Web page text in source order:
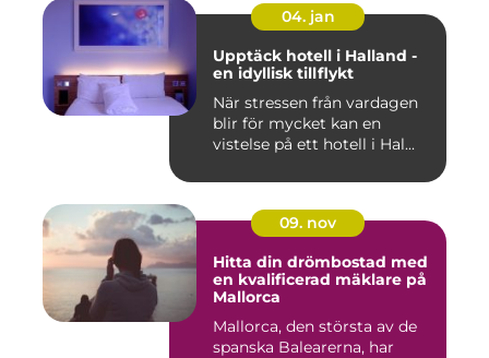
04. jan
Upptäck hotell i Halland -
en idyllisk tillflykt
När stressen från vardagen
blir för mycket kan en
vistelse på ett hotell i Hal...
09. nov
Hitta din drömbostad med
en kvalificerad mäklare på
Mallorca
Mallorca, den största av de
spanska Balearerna, har